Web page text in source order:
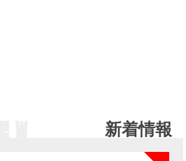
新着情報
NEW